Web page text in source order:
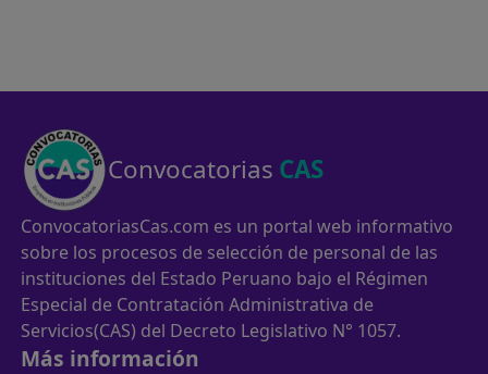
Convocatorias CAS
ConvocatoriasCas.com es un portal web informativo
sobre los procesos de selección de personal de las
instituciones del Estado Peruano bajo el Régimen
Especial de Contratación Administrativa de
Servicios(CAS) del Decreto Legislativo N° 1057.
Más información